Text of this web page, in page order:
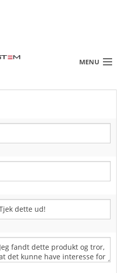
MENU